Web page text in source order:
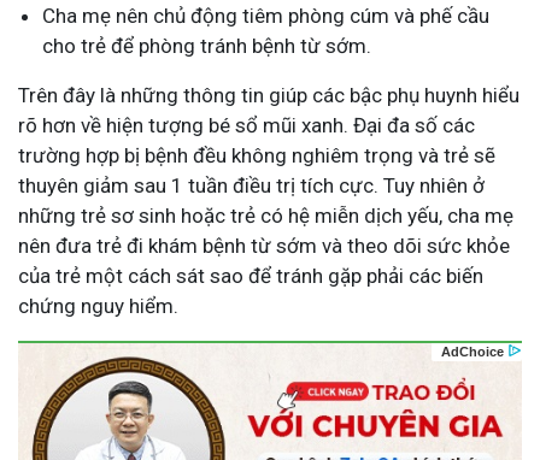
Cha mẹ nên chủ động tiêm phòng cúm và phế cầu
cho trẻ để phòng tránh bệnh từ sớm.
Trên đây là những thông tin giúp các bậc phụ huynh hiểu
rõ hơn về hiện tượng bé sổ mũi xanh. Đại đa số các
trường hợp bị bệnh đều không nghiêm trọng và trẻ sẽ
thuyên giảm sau 1 tuần điều trị tích cực. Tuy nhiên ở
những trẻ sơ sinh hoặc trẻ có hệ miễn dịch yếu, cha mẹ
nên đưa trẻ đi khám bệnh từ sớm và theo dõi sức khỏe
của trẻ một cách sát sao để tránh gặp phải các biến
chứng nguy hiểm.